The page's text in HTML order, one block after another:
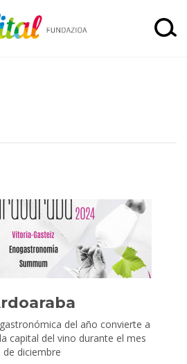
del año convierte a
capital del vino durante el mes
de diciembre